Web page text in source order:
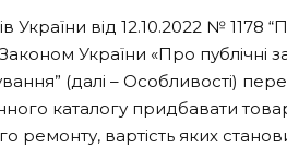
України від 12.10.2022 №
України «Про публічні
(далі – Особливості)
каталогу придбавати
ремонту, вартість яких